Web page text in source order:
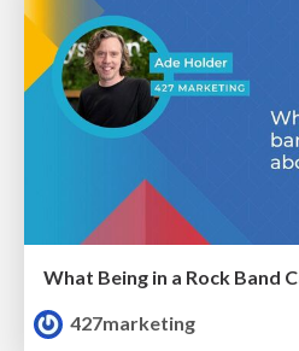
427marketing